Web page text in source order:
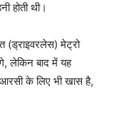
होती थी।
(ड्राइवरलेस) मेट्रो
लेकिन बाद में यह
के लिए भी खास है,